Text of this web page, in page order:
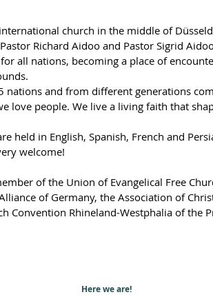
church in the middle of
Richard Aidoo and Pastor Sigrid
all nations, becoming a place of
nations and from different generations
love people. We live a living faith that
held in English, Spanish, French and
welcome!
of the Union of Evangelical Free
of Germany, the Association of
Convention Rhineland-Westphalia of the
Here we are!